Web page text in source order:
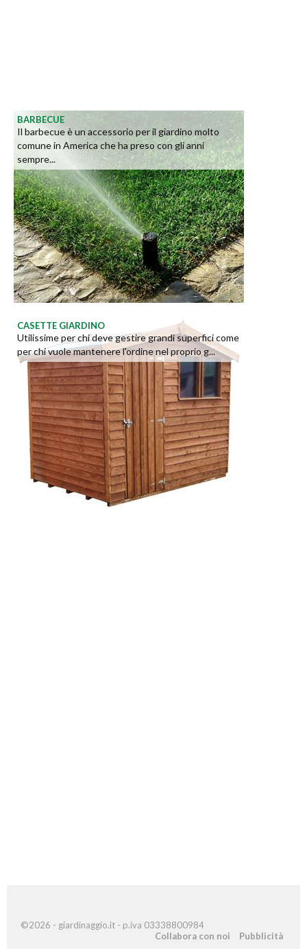
BARBECUE
Il barbecue è un accessorio per il giardino molto
comune in America che ha preso con gli anni
sempre...
CASETTE GIARDINO
Utilissime per chi deve gestire grandi superfici come
per chi vuole mantenere l'ordine nel proprio g...
©2026 - giardinaggio.it - p.iva 03338800984
Collabora con noi
Pubblicità